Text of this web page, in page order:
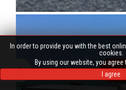
In order to provide you with the best
cookies.
By using our website, you
I agree